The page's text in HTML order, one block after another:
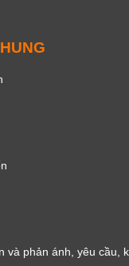
và phản ánh, yêu cầu,